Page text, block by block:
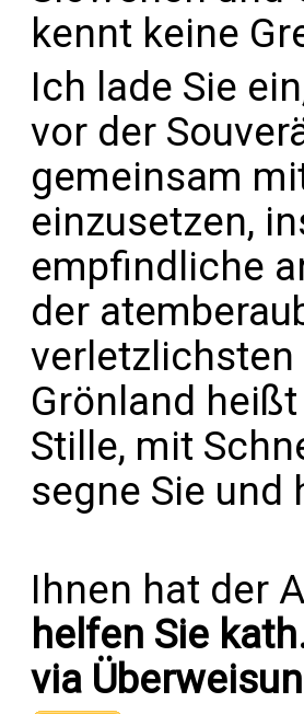
kennt keine
Ich lade Sie
vor der
gemeinsam
einzusetzen,
empfindliche
der
Grönland
Stille, mit
segne Sie und
Ihnen hat der
helfen Sie
via